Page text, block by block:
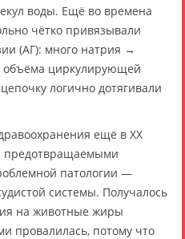
воды. Ещё во времена
чётко привязывали
(АГ): много натрия →
циркулирующей
логично дотягивали
ещё в XX
предотвращаемыми
патологии —
системы. Получалось
на животные жиры
провалилась, потому что